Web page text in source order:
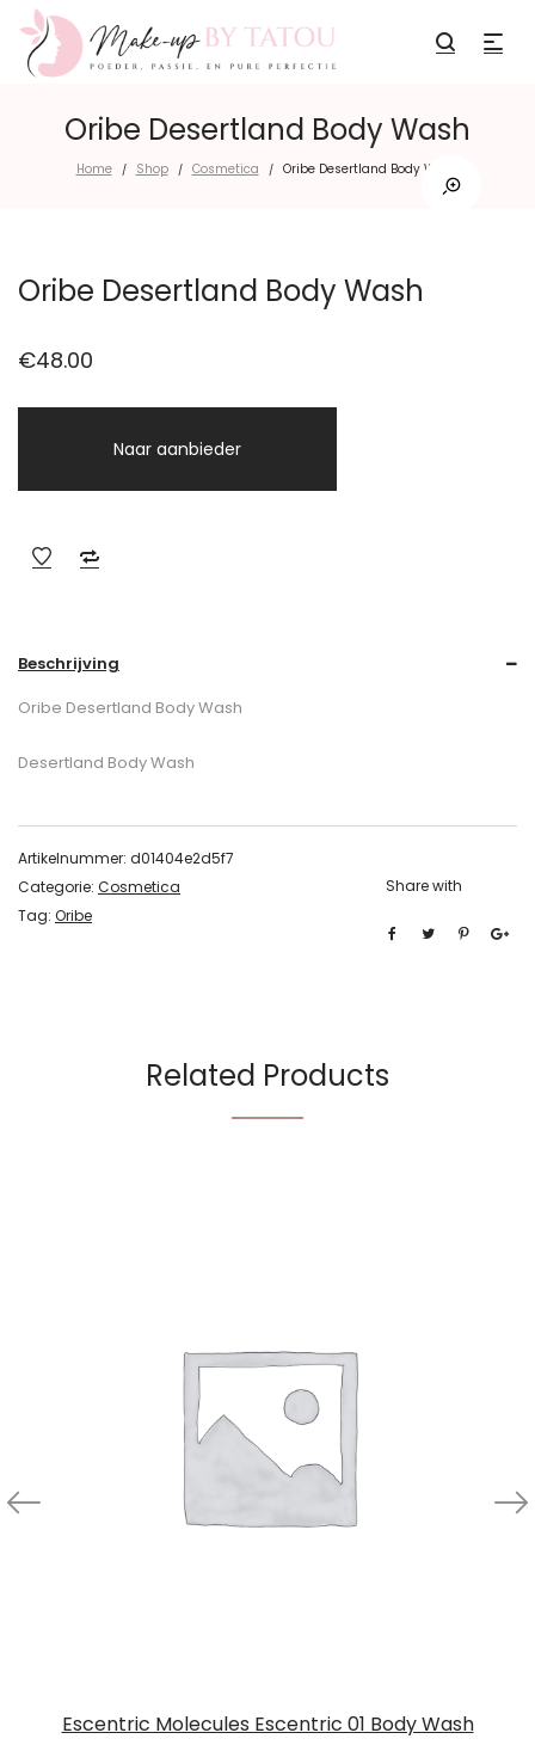
Oribe Desertland Body Wash
Home / Shop / Cosmetica / Oribe Desertland Body Wash
Oribe Desertland Body Wash
€48.00
Naar aanbieder
Beschrijving
Oribe Desertland Body Wash
Desertland Body Wash
Artikelnummer: d01404e2d5f7
Categorie: Cosmetica
Tag: Oribe
Share with
Related Products
Escentric Molecules Escentric 01 Body Wash